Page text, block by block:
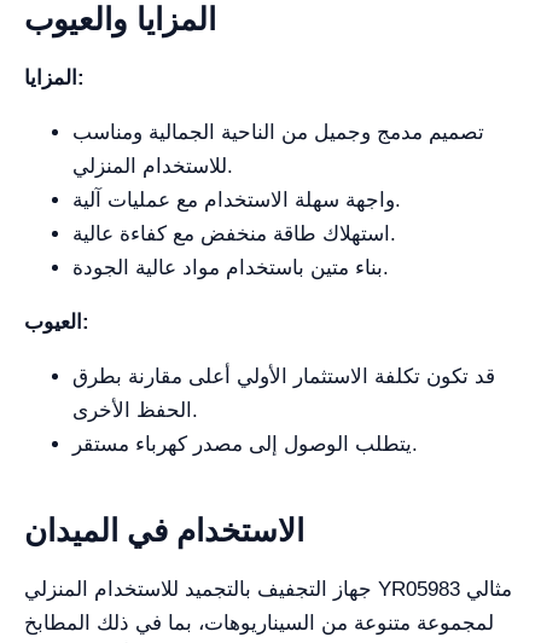
المزايا والعيوب
المزايا:
تصميم مدمج وجميل من الناحية الجمالية ومناسب
للاستخدام المنزلي.
واجهة سهلة الاستخدام مع عمليات آلية.
استهلاك طاقة منخفض مع كفاءة عالية.
بناء متين باستخدام مواد عالية الجودة.
العيوب:
قد تكون تكلفة الاستثمار الأولي أعلى مقارنة بطرق
الحفظ الأخرى.
يتطلب الوصول إلى مصدر كهرباء مستقر.
الاستخدام في الميدان
جهاز التجفيف بالتجميد للاستخدام المنزلي YR05983 مثالي
لمجموعة متنوعة من السيناريوهات، بما في ذلك المطابخ